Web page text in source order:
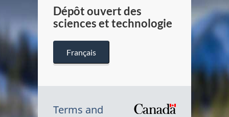
Dépôt ouvert des
sciences et technologie
Français
Terms and